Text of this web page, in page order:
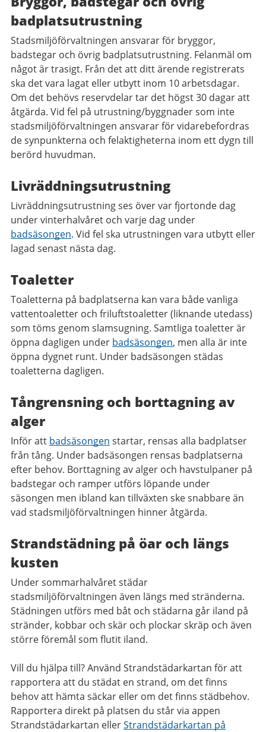
badplatsutrustning
Stadsmiljöförvaltningen ansvarar för bryggor,
badstegar och övrig badplatsutrustning. Felanmäl om
något är trasigt. Från det att ditt ärende registrerats
ska det vara lagat eller utbytt inom 10 arbetsdagar.
Om det behövs reservdelar tar det högst 30 dagar att
åtgärda. Vid fel på utrustning/byggnader som inte
stadsmiljöförvaltningen ansvarar för vidarebefordras
de synpunkterna och felaktigheterna inom ett dygn till
berörd huvudman.
Livräddningsutrustning
Livräddningsutrustning ses över var fjortonde dag
under vinterhalvåret och varje dag under
badsäsongen. Vid fel ska utrustningen vara utbytt eller
lagad senast nästa dag.
Toaletter
Toaletterna på badplatserna kan vara både vanliga
vattentoaletter och friluftstoaletter (liknande utedass)
som töms genom slamsugning. Samtliga toaletter är
öppna dagligen under badsäsongen, men alla är inte
öppna dygnet runt. Under badsäsongen städas
toaletterna dagligen.
Tångrensning och borttagning av
alger
Inför att badsäsongen startar, rensas alla badplatser
från tång. Under badsäsongen rensas badplatserna
efter behov. Borttagning av alger och havstulpaner på
badstegar och ramper utförs löpande under
säsongen men ibland kan tillväxten ske snabbare än
vad stadsmiljöförvaltningen hinner åtgärda.
Strandstädning på öar och längs
kusten
Under sommarhalvåret städar
stadsmiljöförvaltningen även längs med stränderna.
Städningen utförs med båt och städarna går iland på
stränder, kobbar och skär och plockar skräp och även
större föremål som flutit iland.
Vill du hjälpa till? Använd Strandstädarkartan för att
rapportera att du städat en strand, om det finns
behov att hämta säckar eller om det finns städbehov.
Rapportera direkt på platsen du står via appen
Strandstädarkartan ellerStrandstädarkartan på